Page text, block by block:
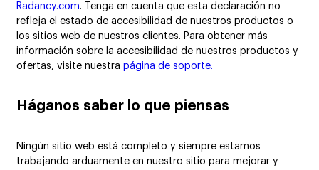
Radancy.com. Tenga en cuenta que esta declaración no
refleja el estado de accesibilidad de nuestros productos o
los sitios web de nuestros clientes. Para obtener más
información sobre la accesibilidad de nuestros productos y
ofertas, visite nuestra página de soporte.
Háganos saber lo que piensas
Ningún sitio web está completo y siempre estamos
trabajando arduamente en nuestro sitio para mejorar y